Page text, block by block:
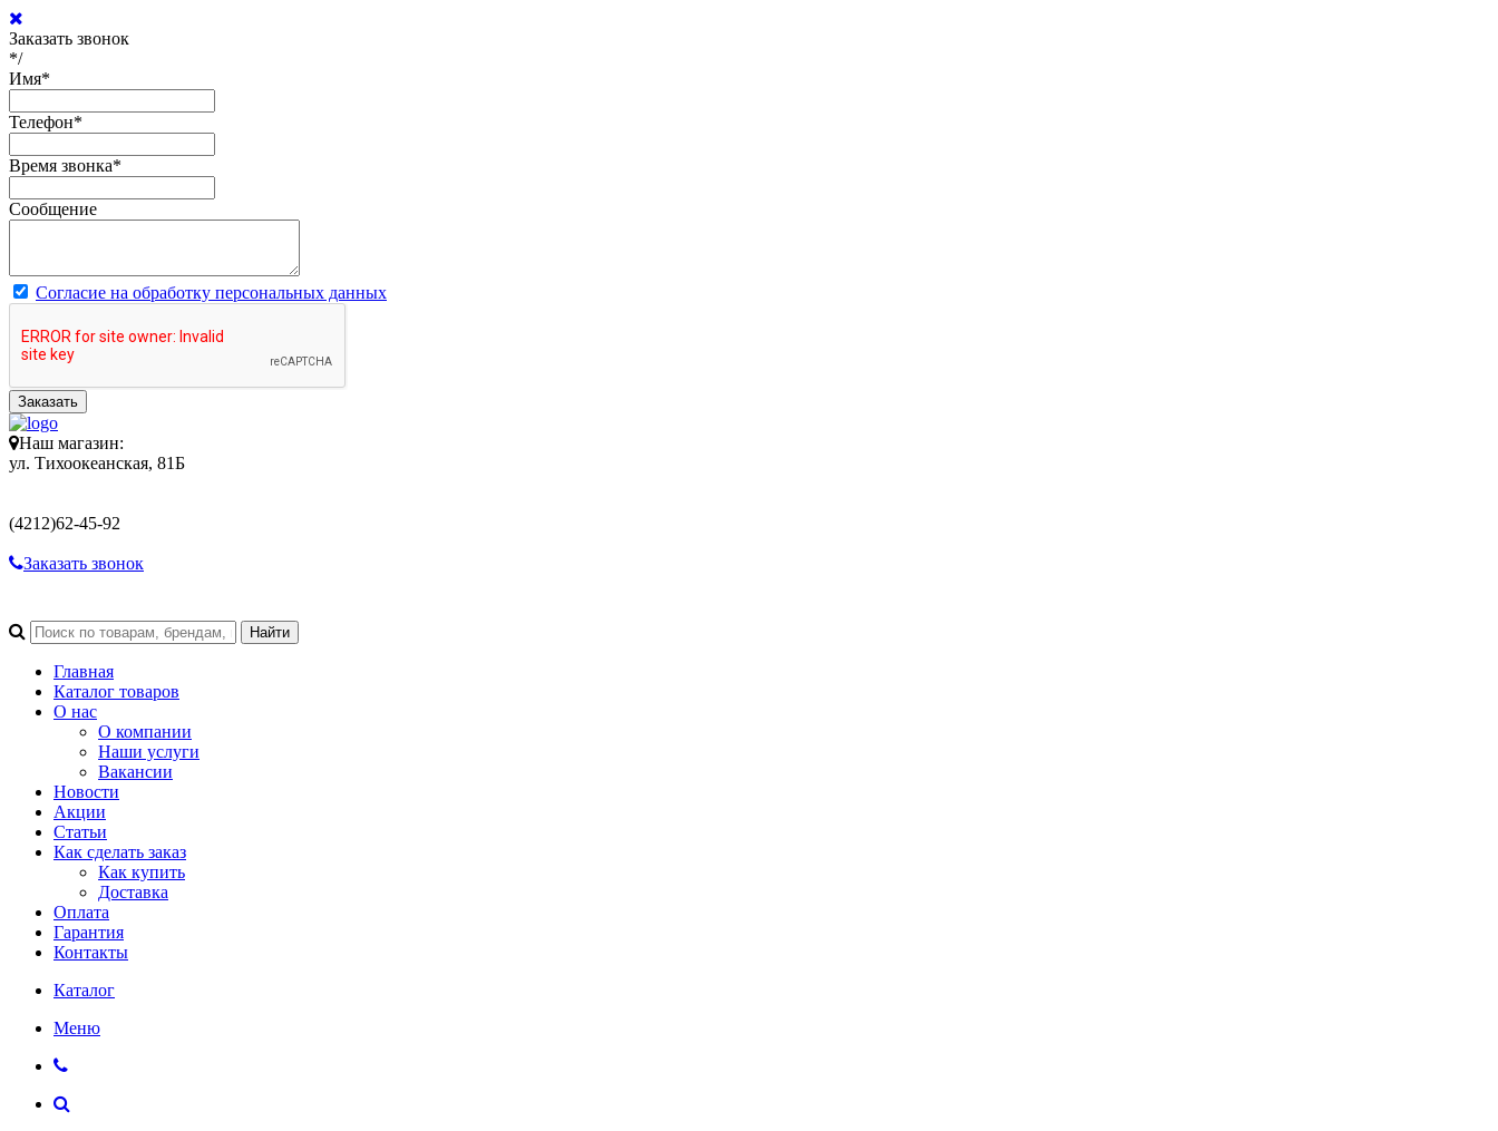
Заказать звонок
*/
Имя*
Телефон*
Время звонка*
Сообщение
Согласие на обработку персональных данных
Заказать
Наш магазин:
ул. Тихоокеанская, 81Б
(4212)62-45-92
Заказать звонок
Главная
Каталог товаров
О нас
О компании
Наши услуги
Вакансии
Новости
Акции
Статьи
Как сделать заказ
Как купить
Доставка
Оплата
Гарантия
Контакты
Каталог
Меню